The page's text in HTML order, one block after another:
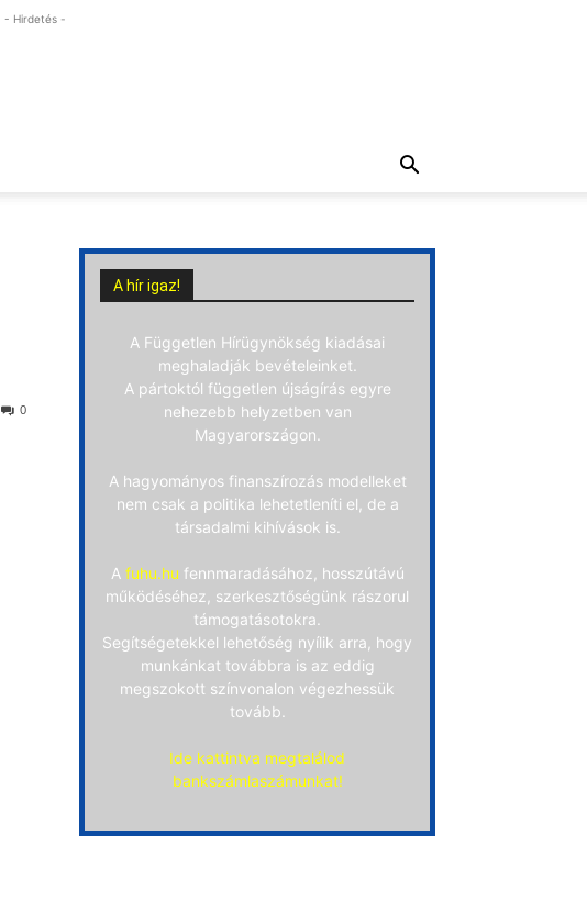
- Hirdetés -
0
A hír igaz!
A Független Hírügynökség kiadásai
meghaladják bevételeinket.
A pártoktól független újságírás egyre
nehezebb helyzetben van
Magyarországon.
A hagyományos finanszírozás modelleket
nem csak a politika lehetetleníti el, de a
társadalmi kihívások is.
A fuhu.hu fennmaradásához, hosszútávú
működéséhez, szerkesztőségünk rászorul
támogatásotokra.
Segítségetekkel lehetőség nyílik arra, hogy
munkánkat továbbra is az eddig
megszokott színvonalon végezhessük
tovább.
Ide kattintva megtalálod
bankszámlaszámunkat!